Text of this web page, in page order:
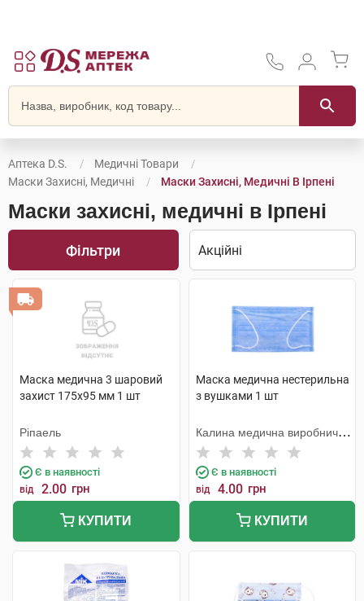
Аптека D.S.
Медичні Товари
Маски Захисні, Медичні
Маски Захисні, Медичні В Ірпені
Маски захисні, медичні в Ірпені
Фільтри
Маска медична 3 шаровий
захист 175х95 мм 1 шт
Ріпаель
Є в наявності
від 2.00 грн
КУПИТИ
Маска медична нестерильна
з вушками 1 шт
Калина медична виробнича
компанія
Є в наявності
від 4.00 грн
КУПИТИ